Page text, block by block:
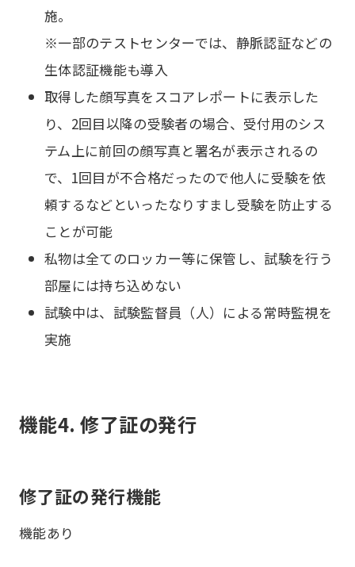
施。
※一部のテストセンターでは、静脈認証などの
生体認証機能も導入
取得した顔写真をスコアレポートに表示した
り、2回目以降の受験者の場合、受付用のシス
テム上に前回の顔写真と署名が表示されるの
で、1回目が不合格だったので他人に受験を依
頼するなどといったなりすまし受験を防止する
ことが可能
私物は全てのロッカー等に保管し、試験を行う
部屋には持ち込めない
試験中は、試験監督員（人）による常時監視を
実施
機能4. 修了証の発行
修了証の発行機能
機能あり